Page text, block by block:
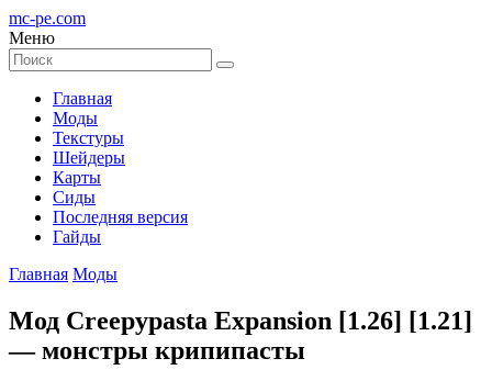
mc-pe.com
Меню
Главная
Моды
Текстуры
Шейдеры
Карты
Сиды
Последняя версия
Гайды
Главная Моды
Мод Creepypasta Expansion [1.26] [1.21]
— монстры крипипасты